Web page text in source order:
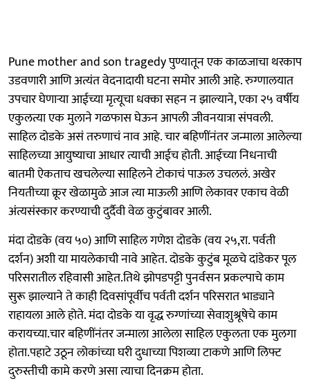
Pune mother and son tragedy पुण्यातून एक काळजाचा थरकाप
उडवणारी आणि अत्यंत वेदनादायी घटना समोर आली आहे. रुग्णालयात
उपचार घेणाऱ्या आईच्या मृत्यूचा धक्का सहन न झाल्याने, एका २५ वर्षीय
एकुलत्या एक मुलाने गळफास घेऊन आपली जीवनयात्रा संपवली.
साहिल दोडके असं तरुणाचं नाव आहे. चार बहिणींनंतर जन्माला आलेल्या
साहिलच्या आयुष्याचा आधार त्याची आईच होती. आईच्या निधनाची
बातमी ऐकताच खचलेल्या साहिलने टोकाचं पाऊल उचललं. अखेर
नियतीच्या क्रूर खेळामुळे आज त्या माऊली आणि लेकावर एकाच वेळी
अंत्यसंस्कार करण्याची दुर्दैवी वेळ कुटुंबावर आली.
मंदा दोडके (वय ५०) आणि साहिल गणेश दोडके (वय २५,रा. पर्वती
दर्शन) अशी या मायलेकाची नावे आहेत. दोडके कुटुंब मूळचे दांडेकर पूल
परिसरातील रहिवासी आहेत.तिथे झोपडपट्टी पुनर्वसन प्रकल्पाचे काम
सुरू झाल्याने ते काही दिवसांपूर्वीच पर्वती दर्शन परिसरात भाड्याने
राहायला आले होते. मंदा दोडके या वृद्ध रुग्णांच्या सेवाशुश्रूषेचे काम
करायच्या.चार बहिणींनंतर जन्माला आलेला साहिल एकुलता एक मुलगा
होता.पहाटे उठून लोकांच्या घरी दुधाच्या पिशव्या टाकणे आणि लिफ्ट
दुरुस्तीची कामे करणे असा त्याचा दिनक्रम होता.